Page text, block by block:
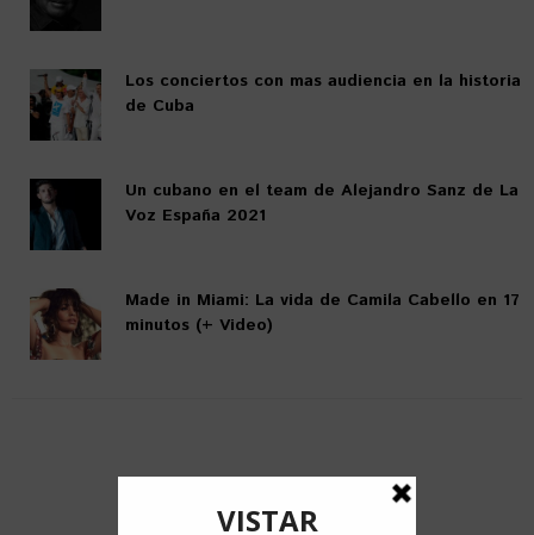
Los conciertos con mas audiencia en la historia
de Cuba
Un cubano en el team de Alejandro Sanz de La
Voz España 2021
Made in Miami: La vida de Camila Cabello en 17
minutos (+ Video)